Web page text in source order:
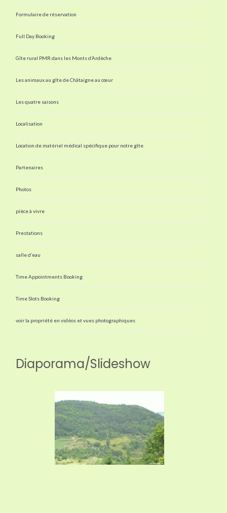
Formulaire de réservation
Full Day Booking
Gîte rural PMR dans les Monts d’Ardèche
Les animaux au gîte de Châtaigne au cœur
Les quatre saisons
Localisation
Location de matériel médical spécifique pour notre gîte
Partenaires
Photos
pièce à vivre
Prestations
salle d’eau
Time Appointments Booking
Time Slots Booking
voir la propriété en vidéos et vues photographiques
Diaporama/Slideshow